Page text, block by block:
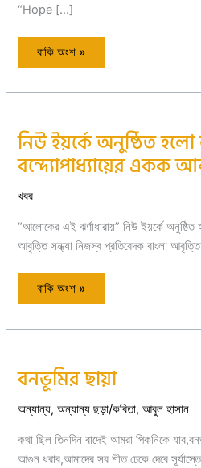
“Hope […]
বাকি অংশ »
নিউ ইয়র্কে অনুষ্ঠিত হলো
বন্দ্যোপাধ্যায়ের একক
খবর
“আলোকের এই ঝর্ণাধারায়” নিউ ইয়র্কে
আবৃত্তি সন্ধ্যা নিজস্ব প্রতিবেদক বাংলা আবৃত্তি
নিউ
ইয়র্কে
অনুষ্ঠিত
হলো
সন্ধ্যা
বাকি অংশ »
বনভূমির ছায়া
অন্যান্য,অন্যান্য ছড়া/কবিতা,আবুল হাসান
কথা ছিল তিনদিন বাদেই আমরা পিকনিকে
আগুন ধরাব,আমাদের সব শীত ঢেকে দেবে
বনভূমির
ছায়া